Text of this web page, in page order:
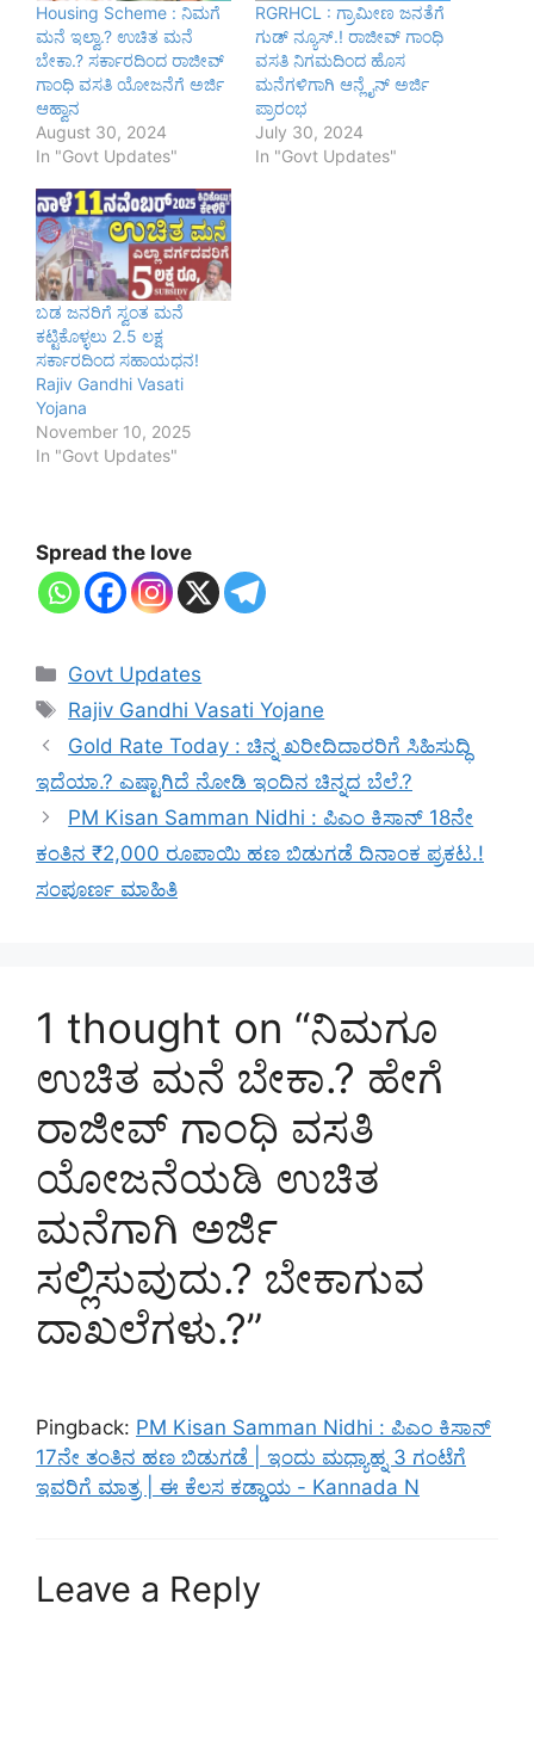
Housing Scheme : ನಿಮಗೆ
ಮನೆ ಇಲ್ವಾ.? ಉಚಿತ ಮನೆ
ಬೇಕಾ.? ಸರ್ಕಾರದಿಂದ ರಾಜೀವ್
ಗಾಂಧಿ ವಸತಿ ಯೋಜನೆಗೆ ಅರ್ಜಿ
ಆಹ್ವಾನ
August 30, 2024
In "Govt Updates"
RGRHCL : ಗ್ರಾಮೀಣ ಜನತೆಗೆ
ಗುಡ್ ನ್ಯೂಸ್.! ರಾಜೀವ್ ಗಾಂಧಿ
ವಸತಿ ನಿಗಮದಿಂದ ಹೊಸ
ಮನೆಗಳಿಗಾಗಿ ಆನ್ಲೈನ್ ಅರ್ಜಿ
ಪ್ರಾರಂಭ
July 30, 2024
In "Govt Updates"
ಬಡ ಜನರಿಗೆ ಸ್ವಂತ ಮನೆ
ಕಟ್ಟಿಕೊಳ್ಳಲು 2.5 ಲಕ್ಷ
ಸರ್ಕಾರದಿಂದ ಸಹಾಯಧನ!
Rajiv Gandhi Vasati
Yojana
November 10, 2025
In "Govt Updates"
Spread the love
Categories
Govt Updates
Tags
Rajiv Gandhi Vasati Yojane
Gold Rate Today : ಚಿನ್ನ ಖರೀದಿದಾರರಿಗೆ ಸಿಹಿಸುದ್ಧಿ
ಇದೆಯಾ.? ಎಷ್ಟಾಗಿದೆ ನೋಡಿ ಇಂದಿನ ಚಿನ್ನದ ಬೆಲೆ.?
PM Kisan Samman Nidhi : ಪಿಎಂ ಕಿಸಾನ್ 18ನೇ
ಕಂತಿನ ₹2,000 ರೂಪಾಯಿ ಹಣ ಬಿಡುಗಡೆ ದಿನಾಂಕ ಪ್ರಕಟ.!
ಸಂಪೂರ್ಣ ಮಾಹಿತಿ
1 thought on “ನಿಮಗೂ
ಉಚಿತ ಮನೆ ಬೇಕಾ.? ಹೇಗೆ
ರಾಜೀವ್ ಗಾಂಧಿ ವಸತಿ
ಯೋಜನೆಯಡಿ ಉಚಿತ
ಮನೆಗಾಗಿ ಅರ್ಜಿ
ಸಲ್ಲಿಸುವುದು.? ಬೇಕಾಗುವ
ದಾಖಲೆಗಳು.?”
Pingback: PM Kisan Samman Nidhi : ಪಿಎಂ ಕಿಸಾನ್
17ನೇ ತಂತಿನ ಹಣ ಬಿಡುಗಡೆ | ಇಂದು ಮಧ್ಯಾಹ್ನ 3 ಗಂಟೆಗೆ
ಇವರಿಗೆ ಮಾತ್ರ | ಈ ಕೆಲಸ ಕಡ್ಡಾಯ - Kannada N
Leave a Reply